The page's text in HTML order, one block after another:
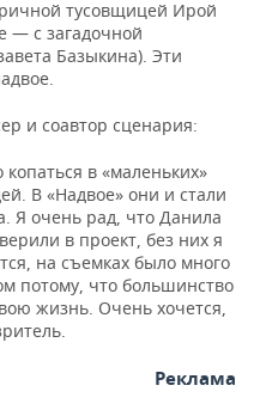
тусовщицей Ирой
— с загадочной
Базыкина). Эти
и соавтор сценария:
в «маленьких»
В «Надвое» они и стали
Я очень рад, что Данила
в проект, без них я
на съемках было много
потому, что большинство
жизнь. Очень хочется,
Реклама